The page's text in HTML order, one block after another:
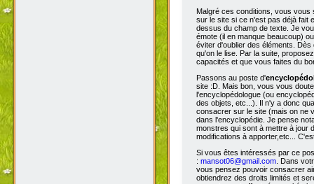
Malgré ces conditions, vous
sur le site si ce n'est pas déjà fait
dessus du champ de texte. Je
émote (il en manque beaucoup)
éviter d'oublier des éléments.
qu'on le lise. Par la suite,
capacités et que vous faites du
Passons au poste d'
site :D. Mais bon, vous vous
l'encyclopédologue (ou
des objets, etc...). Il n'y a donc
consacrer sur le site (mais on ne
dans l'encyclopédie. Je pense
monstres qui sont à mettre à jour
modifications à apporter,etc...
Si vous êtes intéressés par ce
: mansot06@gmail.com . Dans
vous pensez pouvoir consacrer
obtiendrez des droits limités et